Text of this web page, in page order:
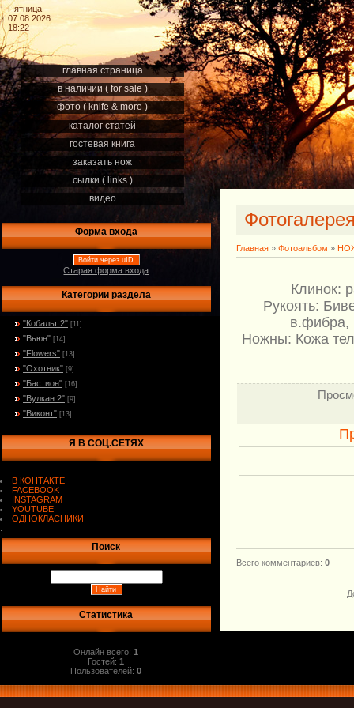
Пятница
07.08.2026
18:22
главная страница
в наличии ( for sale )
фото ( knife & more )
каталог статей
гостевая книга
заказать нож
сылки ( links )
видео
Форма входа
Войти через uID
Старая форма входа
Категории раздела
"Кобальт 2" [11]
"Вьюн" [14]
"Flowers" [13]
"Охотник" [9]
"Бастион" [16]
"Вулкан 2" [9]
"Виконт" [13]
Я В СОЦ.СЕТЯХ
В КОНТАКТЕ
FACEBOOK
INSTAGRAM
YOUTUBE
ОДНОКЛАСНИКИ
Поиск
Статистика
Онлайн всего:1
Гостей:1
Пользователей:0
Главная » Фотоальбом »
Клинок:
Рукоять:
в.фибра,
Ножны: Кожа
Всего комментариев: 0